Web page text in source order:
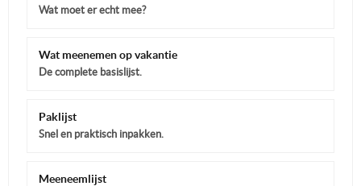
Wat moet er echt mee?
Wat meenemen op vakantie
De complete basislijst.
Paklijst
Snel en praktisch inpakken.
Meeneemlijst